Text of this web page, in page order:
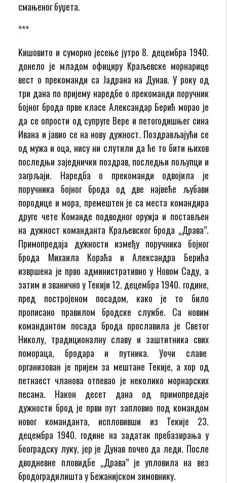
смањеног буџета.
***
Kишовито и суморно јесење јутро 8. децембра 1940.
донело је младом официру Краљевске морнарице
вест о прекоманди са Јадрана на Дунав. У року од
три дана по пријему наредбе о прекоманди поручник
бојног брода прве класе Александар Берић морао је
да се опрости од супруге Вере и петогодишњег сина
Ивана и јавио се на нову дужност. Поздрављајући се
од мужа и оца, нису ни слутили да ће то бити њихов
последњи заједнички поздрав, последњи пољупци и
загрљаји. Наредба о прекоманди одвојила је
поручника бојног брода од две највеће љубави
породице и мора, премештен је са места командира
друге чете Команде подводног оружја и постављен
на дужност команданта Краљевског брода „Драва”.
Примопредаја дужности између поручника бојног
брода Михаила Кораћа и Александра Берића
извршена је прво административно у Новом Саду, а
затим и званично у Текији 12. децембра 1940. године,
пред постројеном посадом, како је то било
прописано правилом бродске службе. Са новим
командантом посада брода прославила је Светог
Николу, традиционалну славу и заштитника свих
помораца, бродара и путника. Уочи славе
организован је пријем за мештане Текије, а хор од
петнаест чланова отпевао је неколико морнарских
песама. Након десет дана од примопредаје
дужности брод је први пут запловио под командом
новог команданта, испловивши из Текије 23.
децембра 1940. године на задатак пребазирања у
београдску луку, јер је Дунав почео да леди. После
дводневне пловидбе „Драва” је упловила на вез
бродоградилишта у Бежанијском зимовнику.